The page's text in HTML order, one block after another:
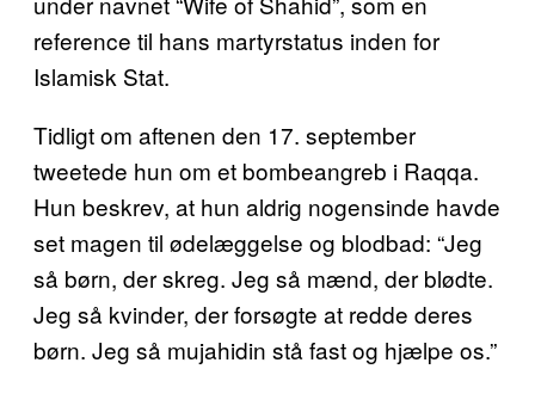
reference til hans martyrstatus inden for
Islamisk Stat.
Tidligt om aftenen den 17. september
tweetede hun om et bombeangreb i Raqqa.
Hun beskrev, at hun aldrig nogensinde havde
set magen til ødelæggelse og blodbad: “Jeg
så børn, der skreg. Jeg så mænd, der blødte.
Jeg så kvinder, der forsøgte at redde deres
børn. Jeg så mujahidin stå fast og hjælpe os.”